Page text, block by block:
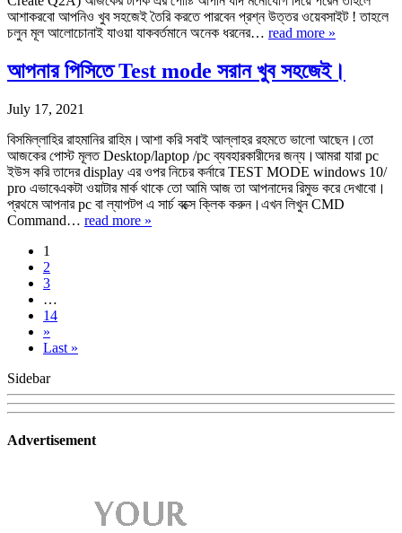
আশাকরবো আপনিও খুব সহজেই তৈরি করতে পারবেন প্রশ্ন উত্তর ওয়েবসাইট ! তাহলে
চলুন মূল আলোচোনাই যাওয়া যাকবর্তমানে অনেক ধরনের… read more »
আপনার পিসিতে Test mode সরান খুব সহজেই।
July 17, 2021
বিসমিল্লাহির রাহমানির রাহিম।আশা করি সবাই আল্লাহর রহমতে ভালো আছেন।তো
আজকের পোস্ট মূলত Desktop/laptop /pc ব্যবহারকারীদের জন্য।আমরা যারা pc
ইউস করি তাদের display এর ওপর নিচের কর্নারে TEST MODE windows 10/
pro এভাবেএকটা ওয়াটার মার্ক থাকে তো আমি আজ তা আপনাদের রিমুভ করে দেখাবো।
প্রথমে আপনার pc বা ল্যাপটপ এ সার্চ বক্সে ক্লিক করুন।এখন লিখুন CMD
Command… read more »
1
2
3
…
14
»
Last »
Sidebar
Advertisement